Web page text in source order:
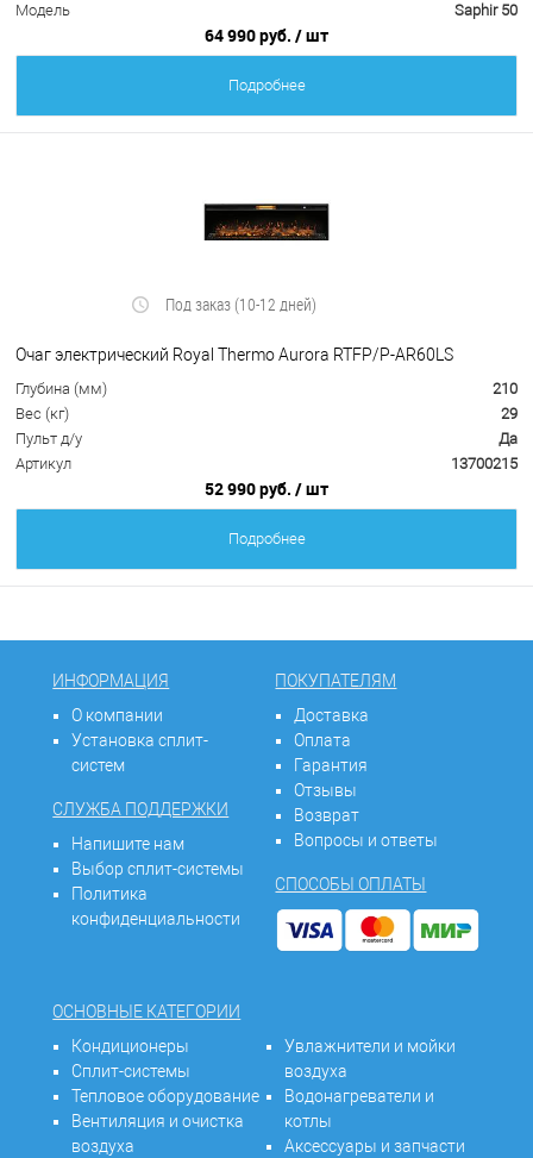
Модель
Saphir 50
64 990 руб. / шт
Подробнее
Под заказ (10-12 дней)
Очаг электрический Royal Thermo Aurora RTFP/P-AR60LS
Глубина (мм)
210
Вес (кг)
29
Пульт д/у
Да
Артикул
13700215
52 990 руб. / шт
Подробнее
ИНФОРМАЦИЯ
О компании
Установка сплит-
систем
СЛУЖБА ПОДДЕРЖКИ
Напишите нам
Выбор сплит-системы
Политика
конфиденциальности
ПОКУПАТЕЛЯМ
Доставка
Оплата
Гарантия
Отзывы
Возврат
Вопросы и ответы
СПОСОБЫ ОПЛАТЫ
ОСНОВНЫЕ КАТЕГОРИИ
Кондиционеры
Сплит-системы
Тепловое оборудование
Вентиляция и очистка
воздуха
Увлажнители и мойки
воздуха
Водонагреватели и
котлы
Аксессуары и запчасти